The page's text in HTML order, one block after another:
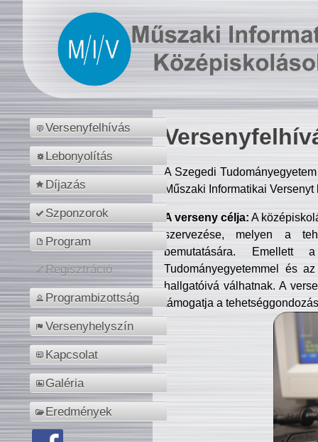
Versenyfelhívás
Lebonyolítás
Díjazás
Szponzorok
Program
Regisztráció
Programbizottság
Versenyhelyszín
Kapcsolat
Galéria
Eredmények
A Szegedi
Műszaki Informatikai
A verseny célja: A
szervezése, melyen a
bemutatására. Emellett
Tudományegyetemmel és
hallgatóivá válhatnak. A
támogatja a